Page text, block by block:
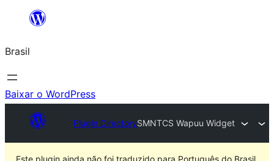
o
conteúdo
Brasil
Baixar o WordPress
Plugin DirectorySMNTCS Wapuu Widget
Este plugin ainda não foi traduzido para Português do Brasil.